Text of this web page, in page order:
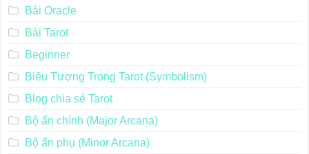
Bài Oracle
Bài Tarot
Beginner
Biểu Tượng Trong Tarot (Symbolism)
Blog chia sẻ Tarot
Bộ ẩn chính (Major Arcana)
Bộ ẩn phụ (Minor Arcana)